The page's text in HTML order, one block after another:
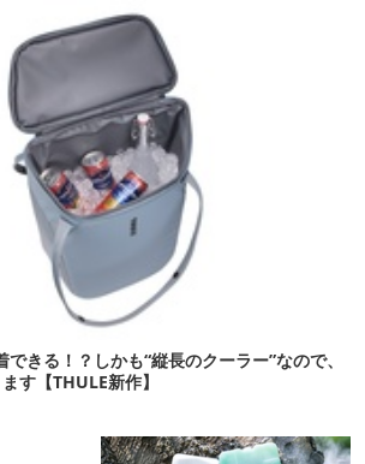
きる！？しかも“縦長のクーラー”なので、
す【THULE新作】